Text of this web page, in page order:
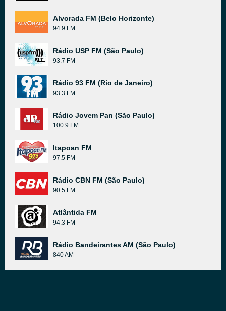
Alvorada FM (Belo Horizonte)
94.9 FM
Rádio USP FM (São Paulo)
93.7 FM
Rádio 93 FM (Rio de Janeiro)
93.3 FM
Rádio Jovem Pan (São Paulo)
100.9 FM
Itapoan FM
97.5 FM
Rádio CBN FM (São Paulo)
90.5 FM
Atlântida FM
94.3 FM
Rádio Bandeirantes AM (São Paulo)
840 AM